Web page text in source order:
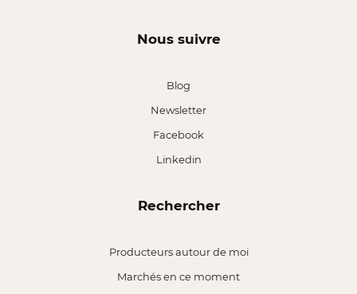
Nous suivre
Blog
Newsletter
Facebook
Linkedin
Rechercher
Producteurs autour de moi
Marchés en ce moment